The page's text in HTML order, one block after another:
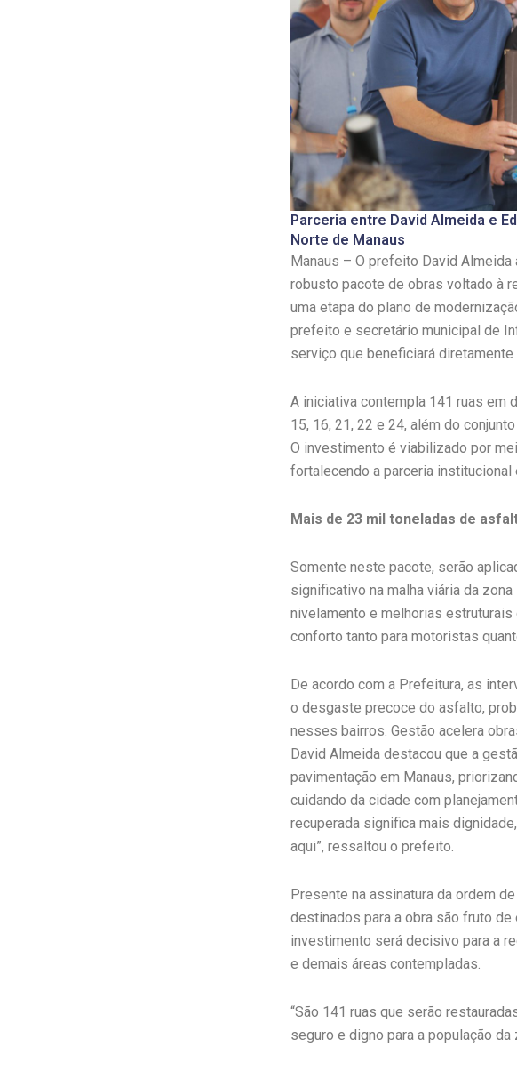
Parceria entre David Almeida e
Norte de Manaus
Manaus – O prefeito David Almeida
robusto pacote de obras voltado à
uma etapa do plano de
prefeito e secretário municipal de
serviço que beneficiará
A iniciativa contempla 141 ruas em
15, 16, 21, 22 e 24, além do
O investimento é viabilizado por
fortalecendo a parceria
Mais de 23 mil toneladas de
Somente neste pacote, serão
significativo na malha viária da
nivelamento e melhorias
conforto tanto para motoristas
De acordo com a Prefeitura, as
o desgaste precoce do asfalto,
nesses bairros. Gestão acelera
David Almeida destacou que a
pavimentação em Manaus,
cuidando da cidade com
recuperada significa mais
aqui”, ressaltou o prefeito.
Presente na assinatura da ordem
destinados para a obra são fruto de
investimento será decisivo para a
e demais áreas contempladas.
“São 141 ruas que serão
seguro e digno para a população